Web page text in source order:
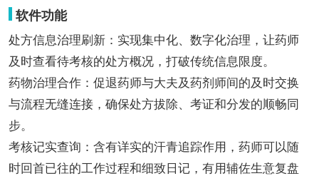
软件功能
处方信息治理刷新：实现集中化、数字化治理，让药师
及时查看待考核的处方概况，打破传统信息限度。
药物治理合作：促退药师与大夫及药剂师间的及时交换
与流程无缝连接，确保处方拔除、考证和分发的顺畅同
步。
考核记实查询：含有详实的汗青追踪作用，药师可以随
时回首已往的工作过程和细致日记，有用辅佐生意复盘